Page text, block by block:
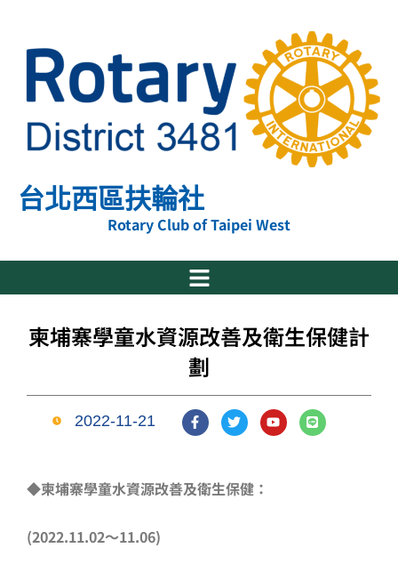
台北西區扶輪社
Rotary Club of Taipei West
柬埔寨學童水資源改善及衛生保健計
劃
2022-11-21 F
a
c
o
o
T
w
i
e
r
Y
o
u
L
i
n
◆柬埔寨學童水資源改善及衛生保健 ：
(2022.11.02～11.06)